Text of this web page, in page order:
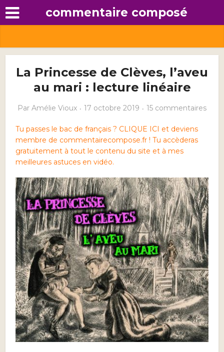
commentaire composé
La Princesse de Clèves, l’aveu
au mari : lecture linéaire
Par Amélie Vioux 17 octobre 2019 15 commentaires
Tu passes le bac de français ? CLIQUE ICI et deviens
membre de commentairecompose.fr ! Tu accèderas
gratuitement à tout le contenu du site et à mes
meilleures astuces en vidéo.